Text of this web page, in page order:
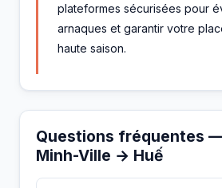
plateformes sécurisées pour
arnaques et garantir votre
haute saison.
Questions fréquentes
Minh-Ville → Huế